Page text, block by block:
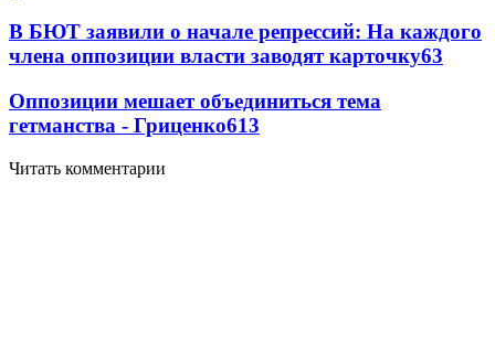
В БЮТ заявили о начале репрессий: На каждого
члена оппозиции власти заводят карточку63
Оппозиции мешает объединиться тема
гетманства - Гриценко613
Читать комментарии